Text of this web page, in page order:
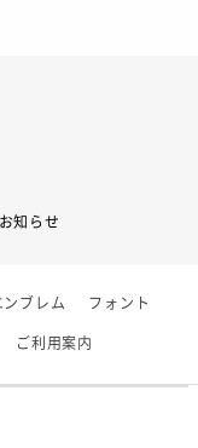
知らせ
のお知らせ
ンブレム フォント
ご利用案内